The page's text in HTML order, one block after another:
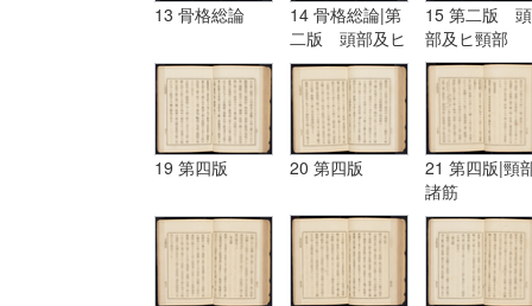
13 骨格総論
14 骨格総論|第
二版 頭部及ヒ
頸部
15 第二版 頭
部及ヒ頸部
19 第四版 20 第四版
21 第四版|頸
諸筋